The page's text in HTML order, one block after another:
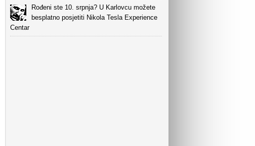
Rođeni ste 10. srpnja? U Karlovcu možete
besplatno posjetiti Nikola Tesla Experience
Centar